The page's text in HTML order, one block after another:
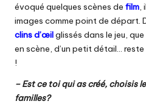
évoqué quelques scènes de film
images comme point de départ.
clins d’œilglissés dans le jeu,
en scène, d’un petit détail…
!
– Est ce toi qui as créé, choisis
familles?